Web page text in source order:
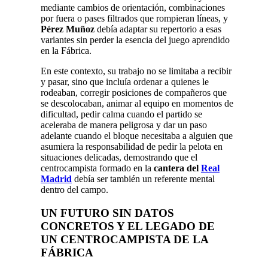
mediante cambios de orientación, combinaciones
por fuera o pases filtrados que rompieran líneas, y
Pérez Muñoz debía adaptar su repertorio a esas
variantes sin perder la esencia del juego aprendido
en la Fábrica.
En este contexto, su trabajo no se limitaba a recibir
y pasar, sino que incluía ordenar a quienes le
rodeaban, corregir posiciones de compañeros que
se descolocaban, animar al equipo en momentos de
dificultad, pedir calma cuando el partido se
aceleraba de manera peligrosa y dar un paso
adelante cuando el bloque necesitaba a alguien que
asumiera la responsabilidad de pedir la pelota en
situaciones delicadas, demostrando que el
centrocampista formado en la cantera del Real
Madrid debía ser también un referente mental
dentro del campo.
UN FUTURO SIN DATOS
CONCRETOS Y EL LEGADO DE
UN CENTROCAMPISTA DE LA
FÁBRICA